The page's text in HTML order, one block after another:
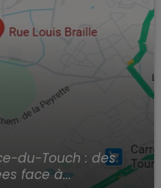
du-Touch : des
face à...